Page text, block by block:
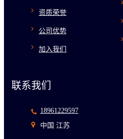
资质荣誉
公司优势
加入我们
联系我们
18961229597
中国 江苏